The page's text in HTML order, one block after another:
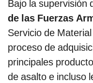
Bajo la supervisión
de las Fuerzas
Servicio de
proceso de
principales
de asalto e incluso